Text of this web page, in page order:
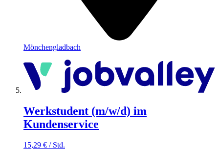
Mönchengladbach
Werkstudent (m/w/d) im
Kundenservice
15,29 € / Std.